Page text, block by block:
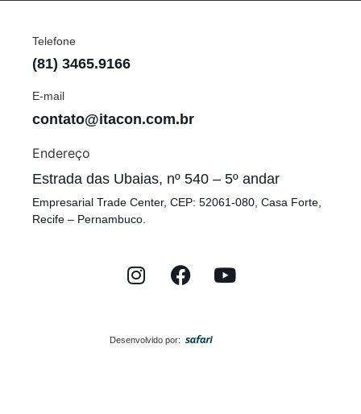
Telefone
(81) 3465.9166
E-mail
contato@itacon.com.br
Endereço
Estrada das Ubaias, nº 540 – 5º andar
Empresarial Trade Center, CEP: 52061-080, Casa Forte,
Recife – Pernambuco.
Desenvolvido por: